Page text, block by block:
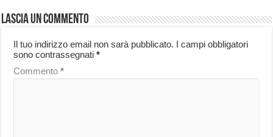
Lascia un commento
Il tuo indirizzo email non sarà pubblicato. I campi obbligatori
sono contrassegnati*
Commento*